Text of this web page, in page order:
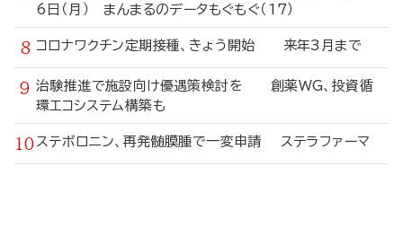
6日（月） まんまるのデータもぐもぐ（17）
コロナワクチン定期接種、きょう開始 来年3月まで
治験推進で施設向け優遇策検討を 創薬WG、投資循
環エコシステム構築も
ステボロニン、再発髄膜腫で一変申請 ステラファーマ